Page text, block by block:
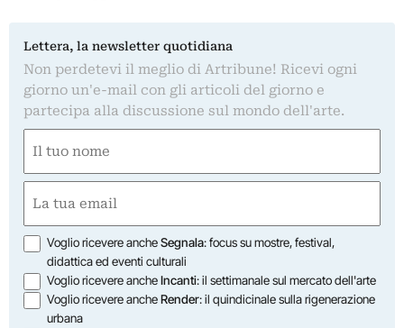
Lettera, la newsletter quotidiana
Non perdetevi il meglio di Artribune! Ricevi ogni
giorno un'e-mail con gli articoli del giorno e
partecipa alla discussione sul mondo dell'arte.
(Required)
First
(Required)
Opzioni
Voglio ricevere ancheSegnala: focus su mostre, festival,
didattica ed eventi culturali
Voglio ricevere ancheIncanti: il settimanale sul mercato dell'arte
Voglio ricevere ancheRender: il quindicinale sulla rigenerazione
urbana